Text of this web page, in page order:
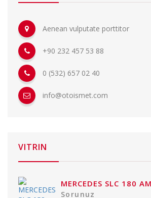
Aenean vulputate porttitor
+90 232 457 53 88
0 (532) 657 02 40
info@otoismet.com
VITRIN
MERCEDES SLC 180
Sorunuz